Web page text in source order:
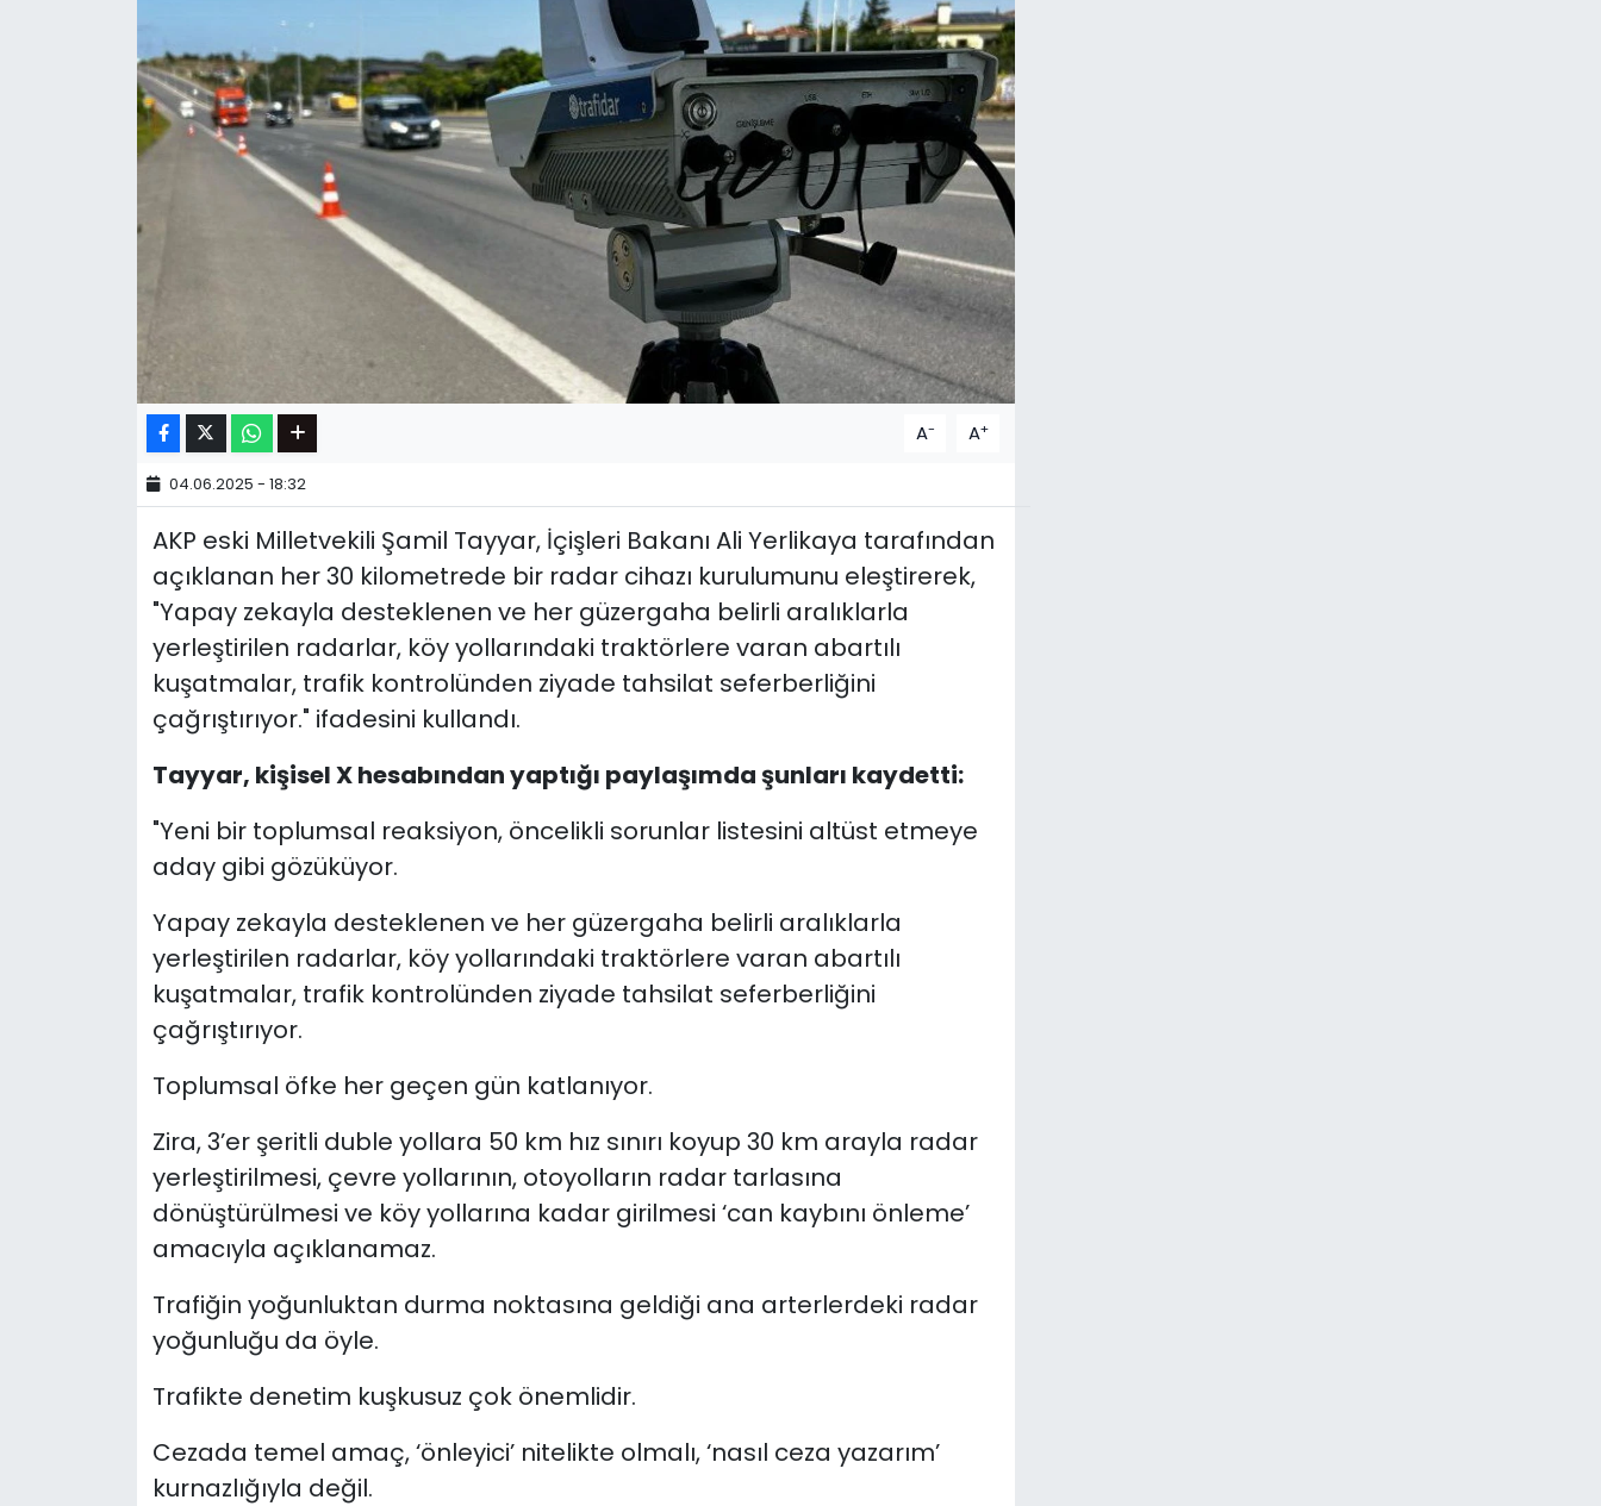
A- A+
04.06.2025 - 18:32
AKP eski Milletvekili Şamil Tayyar, İçişleri Bakanı Ali Yerlikaya tarafından
açıklanan her 30 kilometrede bir radar cihazı kurulumunu eleştirerek,
"Yapay zekayla desteklenen ve her güzergaha belirli aralıklarla
yerleştirilen radarlar, köy yollarındaki traktörlere varan abartılı
kuşatmalar, trafik kontrolünden ziyade tahsilat seferberliğini
çağrıştırıyor." ifadesini kullandı.
Tayyar, kişisel X hesabından yaptığı paylaşımda şunları kaydetti:
"Yeni bir toplumsal reaksiyon, öncelikli sorunlar listesini altüst etmeye
aday gibi gözüküyor.
Yapay zekayla desteklenen ve her güzergaha belirli aralıklarla
yerleştirilen radarlar, köy yollarındaki traktörlere varan abartılı
kuşatmalar, trafik kontrolünden ziyade tahsilat seferberliğini
çağrıştırıyor.
Toplumsal öfke her geçen gün katlanıyor.
Zira, 3’er şeritli duble yollara 50 km hız sınırı koyup 30 km arayla radar
yerleştirilmesi, çevre yollarının, otoyolların radar tarlasına
dönüştürülmesi ve köy yollarına kadar girilmesi ‘can kaybını önleme’
amacıyla açıklanamaz.
Trafiğin yoğunluktan durma noktasına geldiği ana arterlerdeki radar
yoğunluğu da öyle.
Trafikte denetim kuşkusuz çok önemlidir.
Cezada temel amaç, ‘önleyici’ nitelikte olmalı, ‘nasıl ceza yazarım’
kurnazlığıyla değil.